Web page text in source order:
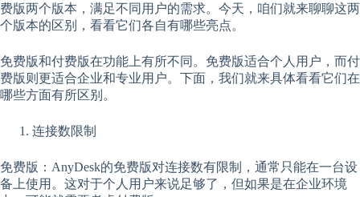
费版两个版本，满足不同用户的需求。今天，咱们就来聊聊这两
个版本的区别，看看它们各自有哪些亮点。
免费版和付费版在功能上有所不同。免费版适合个人用户，而付
费版则更适合企业和专业用户。下面，我们就来具体看看它们在
哪些方面有所区别。
连接数限制
免费版：AnyDesk的免费版对连接数有限制，通常只能在一台设
备上使用。这对于个人用户来说足够了，但如果是在企业环境